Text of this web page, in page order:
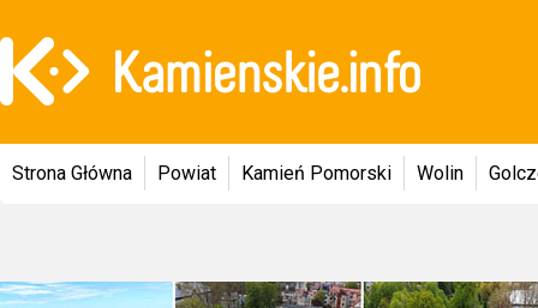
Strona Główna Powiat Kamień Pomorski Wolin